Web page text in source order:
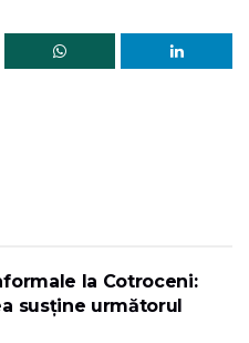
la Cotroceni:
susține următorul